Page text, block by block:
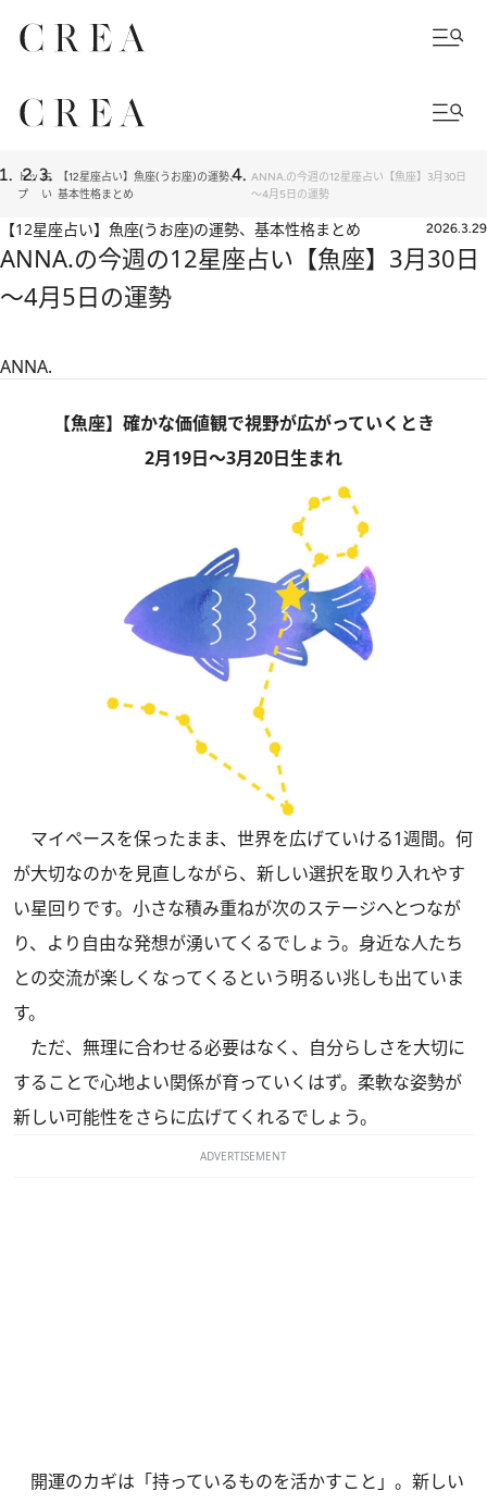
トッ
プ
占
い
【12星座占い】魚座(うお座)の運勢、
基本性格まとめ
ANNA.の今週の12星座占い【魚座】3月30日
～4月5日の運勢
【12星座占い】魚座(うお座)の運勢、基本性格まとめ 2026.3.29
ANNA.の今週の12星座占い【魚座】3月30日
～4月5日の運勢
ANNA.
【魚座】確かな価値観で視野が広がっていくとき
2月19日～3月20日生まれ
マイペースを保ったまま、世界を広げていける1週間。何
が大切なのかを見直しながら、新しい選択を取り入れやす
い星回りです。小さな積み重ねが次のステージへとつなが
り、より自由な発想が湧いてくるでしょう。身近な人たち
との交流が楽しくなってくるという明るい兆しも出ていま
す。
ただ、無理に合わせる必要はなく、自分らしさを大切に
することで心地よい関係が育っていくはず。柔軟な姿勢が
新しい可能性をさらに広げてくれるでしょう。
ADVERTISEMENT
開運のカギは「持っているものを活かすこと」。新しい